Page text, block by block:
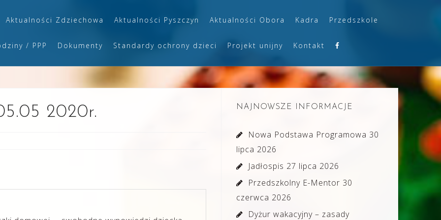
Aktualności Zdziechowa Aktualności Pyszczyn Aktualności Obora Kadra Przedszkole
/ PPP Dokumenty Standardy ochrony dzieci Projekt unijny Kontakt
2020r. NAJNOWSZE INFORMACJE
Nowa Podstawa Programowa 30
lipca 2026
Jadłospis 27 lipca 2026
Przedszkolny E-Mentor 30
czerwca 2026
Dyżur wakacyjny – zasady